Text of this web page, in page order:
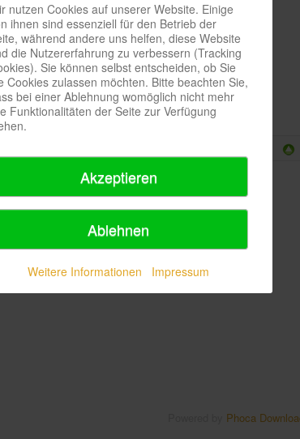
Phoca
nutzen Cookies auf unserer Website. Einige
ihnen sind essenziell für den Betrieb der
während andere uns helfen, diese Website
die Nutzererfahrung zu verbessern (Tracking
Sie können selbst entscheiden, ob Sie
Cookies zulassen möchten. Bitte beachten Sie,
bei einer Ablehnung womöglich nicht mehr
Funktionalitäten der Seite zur Verfügung
Akzeptieren
Ablehnen
Weitere Informationen Impressum